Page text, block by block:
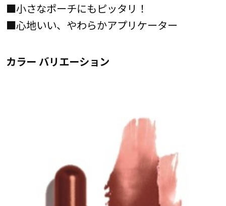
■小さなポーチにもピッタリ！
■心地いい、やわらかアプリケーター
カラー バリエーション